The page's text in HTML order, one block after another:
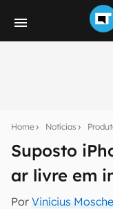
Home Notícias
Suposto
ar livre em
Por Vinícius
notícias e
E-mail